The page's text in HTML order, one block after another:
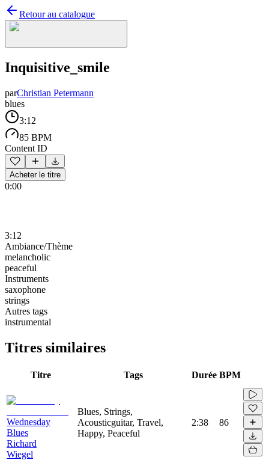
Retour au catalogue
Inquisitive_smile
parChristian Petermann
blues
3:12
85 BPM
Content ID
Acheter le titre
0:00
3:12
Ambiance/Thème
melancholic
peaceful
Instruments
saxophone
strings
Autres tags
instrumental
Titres similaires
Titre Tags Durée BPM
Wednesday
Blues
Richard
Wiegel
Blues, Strings,
Acousticguitar, Travel,
Happy, Peaceful
2:38 86